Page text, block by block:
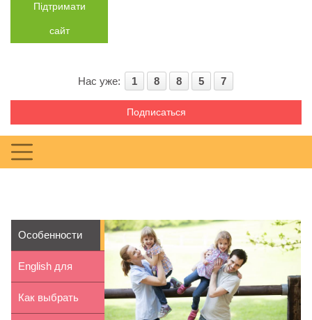
Підтримати
сайт
Нас уже: 1 8 8 5 7
Подписаться
Особенности
воспитания
близнецов
English для
малышей в
Как выбрать